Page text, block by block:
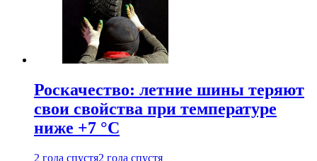
Роскачество: летние шины теряют
свои свойства при температуре
ниже +7 °C
2 года спустя2 года спустя